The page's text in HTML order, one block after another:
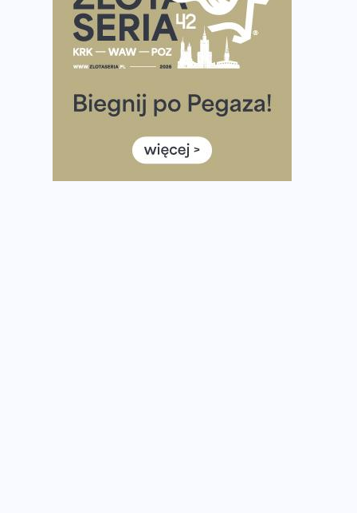
Już w ten weekend! Przed nami Nocny Portowy
Maraton i Półmaraton Szczeciński. Wszystko, co warto
Medal i koszulka 35. Biegu Powstania Warszawskiego.
Na listach startowych są jeszcze wolne miejsca